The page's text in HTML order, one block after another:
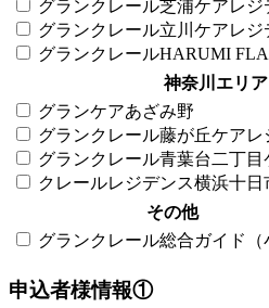
グランクレール芝浦ケアレジ
グランクレール立川ケアレジ
グランクレールHARUMI
神奈川エリア
グランケアあざみ野
グランクレール藤が丘ケアレ
グランクレール青葉台二丁目
クレールレジデンス横浜十
その他
グランクレール総合ガイド（
申込者様情報①